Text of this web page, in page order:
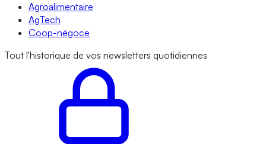
Agroalimentaire
AgTech
Coop-négoce
Tout l'historique de vos newsletters quotidiennes